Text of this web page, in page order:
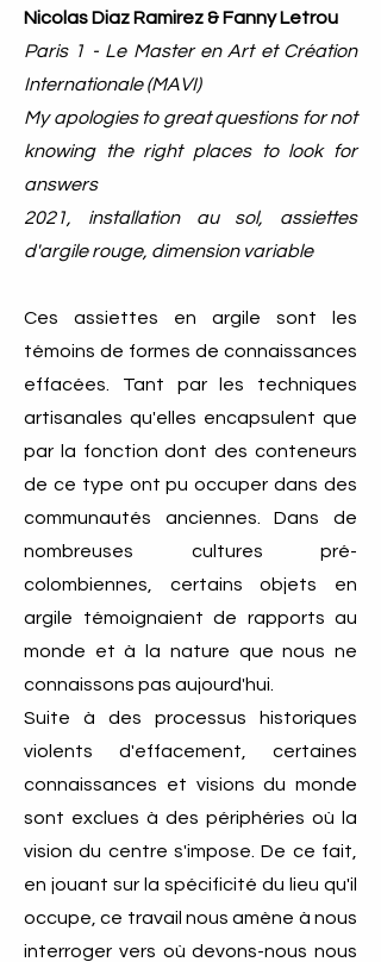
Nicolas Diaz Ramirez & Fanny Letrou
Paris 1 - Le Master en Art et Création
Internationale (MAVI)
My apologies to great questions for not
knowing the right places to look for
answers
2021, installation au sol, assiettes
d'argile rouge, dimension variable
Ces assiettes en argile sont les
témoins de formes de connaissances
effacées. Tant par les techniques
artisanales qu'elles encapsulent que
par la fonction dont des conteneurs
de ce type ont pu occuper dans des
communautés anciennes. Dans de
nombreuses cultures pré-
colombiennes, certains objets en
argile témoignaient de rapports au
monde et à la nature que nous ne
connaissons pas aujourd'hui.
Suite à des processus historiques
violents d'effacement, certaines
connaissances et visions du monde
sont exclues à des périphéries où la
vision du centre s'impose. De ce fait,
en jouant sur la spécificité du lieu qu'il
occupe, ce travail nous amène à nous
interroger vers où devons-nous nous